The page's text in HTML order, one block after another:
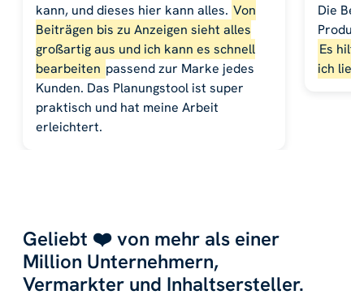
kann, und dieses hier kann alles. Von
Beiträgen bis zu Anzeigen sieht alles
großartig aus und ich kann es schnell
bearbeiten passend zur Marke jedes
Kunden. Das Planungstool ist super
praktisch und hat meine Arbeit
erleichtert.
Die
Es hilft
ich
Geliebt ❤️ von mehr als einer
Million Unternehmern,
Vermarkter und Inhaltsersteller.